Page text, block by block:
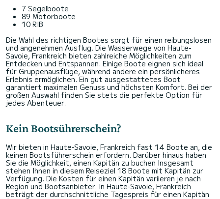
7 Segelboote
89 Motorboote
10 RIB
Die Wahl des richtigen Bootes sorgt für einen reibungslosen
und angenehmen Ausflug. Die Wasserwege von Haute-
Savoie, Frankreich bieten zahlreiche Möglichkeiten zum
Entdecken und Entspannen. Einige Boote eignen sich ideal
für Gruppenausflüge, während andere ein persönlicheres
Erlebnis ermöglichen. Ein gut ausgestattetes Boot
garantiert maximalen Genuss und höchsten Komfort. Bei der
großen Auswahl finden Sie stets die perfekte Option für
jedes Abenteuer.
Kein Bootsührerschein?
Wir bieten in Haute-Savoie, Frankreich fast 14 Boote an, die
keinen Bootsführerschein erfordern. Darüber hinaus haben
Sie die Möglichkeit, einen Kapitän zu buchen Insgesamt
stehen Ihnen in diesem Reiseziel 18 Boote mit Kapitän zur
Verfügung. Die Kosten für einen Kapitän variieren je nach
Region und Bootsanbieter. In Haute-Savoie, Frankreich
beträgt der durchschnittliche Tagespreis für einen Kapitän